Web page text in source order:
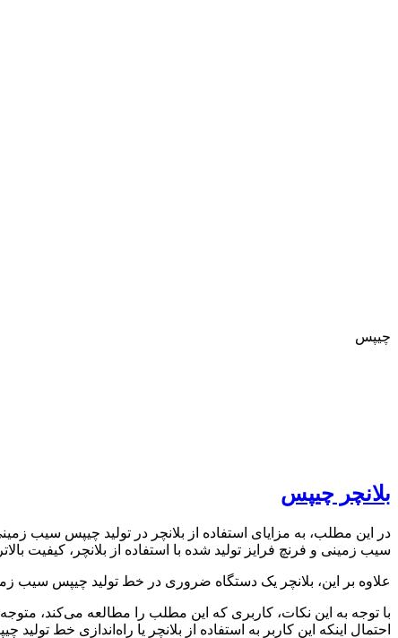
چیپس
بلانچر چیپس
در این مطلب، به مزایای استفاده از بلانچر در تولید چیپس
سیب زمینی و فرنچ فرایز تولید شده با استفاده از بلانچر، کیفیت
علاوه بر این، بلانچر یک دستگاه ضروری در خط تولید چیپس سیب
با توجه به این نکات، کاربری که این مطلب را مطالعه می‌کند،
احتمال اینکه این کاربر به استفاده از بلانچر یا راه‌اندازی خط